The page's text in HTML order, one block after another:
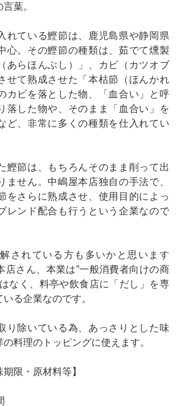
葉。
れている鰹節は、鹿児島県や静岡県
心。その鰹節の種類は、茹でて燻製
あらほんぶし）」、カビ（カツオブ
せて熟成させた「本枯節（ほんかれ
カビを落とした物、「血合い」と呼
落した物や、そのまま「血合い」を
ど、非常に多くの種類を仕入れてい
鰹節は、もちろんそのまま削って出
ません。中嶋屋本店独自の手法で、
をさらに熟成させ、使用目的によっ
レンド配合も行うという企業なので
されている方も多いかと思います
店さん、本業は”一般消費者向けの商
なく、料亭や飲食店に「だし」を専
る企業なのです。
り除いている為、あっさりとした味
料理のトッピングに使えます。
期限・原材料等】